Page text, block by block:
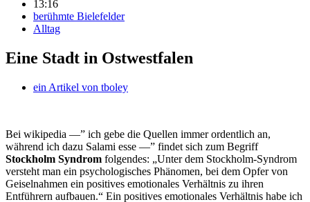
13:16
berühmte Bielefelder
Alltag
Eine Stadt in Ostwestfalen
ein Artikel von tboley
Bei wikipedia —” ich gebe die Quellen immer ordentlich an,
während ich dazu Salami esse —” findet sich zum Begriff
Stockholm Syndrom folgendes: „Unter dem Stockholm-Syndrom
versteht man ein psychologisches Phänomen, bei dem Opfer von
Geiselnahmen ein positives emotionales Verhältnis zu ihren
Entführern aufbauen.“ Ein positives emotionales Verhältnis habe ich